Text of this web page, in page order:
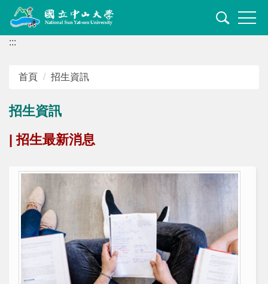
到
主
:::
首頁 招生資訊
招生資訊
| 招生最新消息